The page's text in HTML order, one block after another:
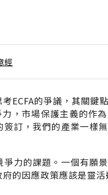
經
ECFA的爭議，其關鍵
，市場保護主義的作
訂，我們的產業一樣
力的課題。一個有願
的因應政策應該是靈